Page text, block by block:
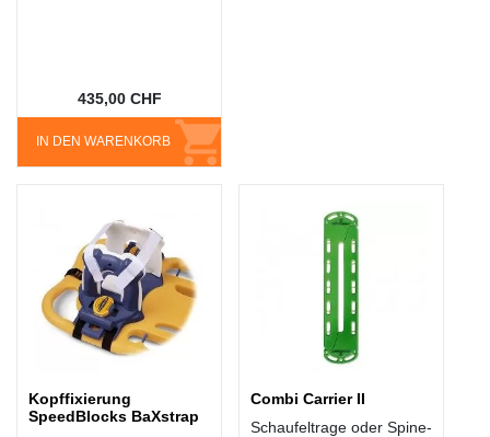
IN DEN WARENKORB
435,00 CHF
Kopffixierung
SpeedBlocks BaXstrap
Combi Carrier II
Schaufeltrage oder Spine-